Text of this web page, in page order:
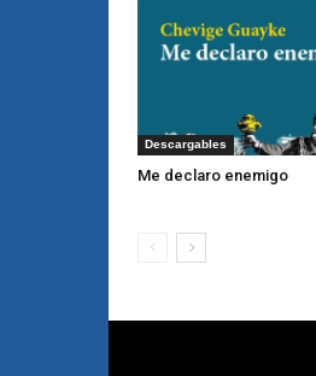
Descargables
Me declaro enemigo